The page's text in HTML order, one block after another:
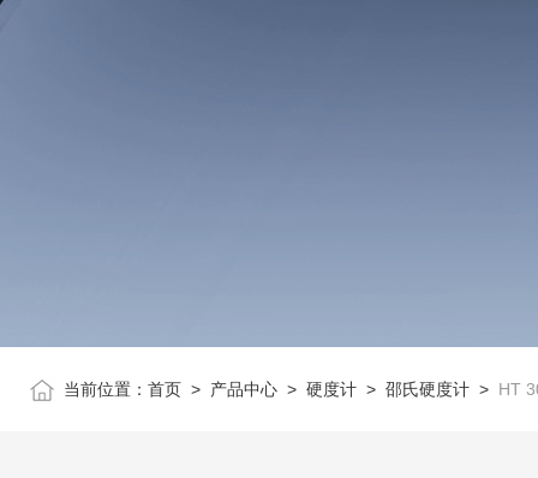
当前位置： 首页 > 产品中心 > 硬度计 > 邵氏硬度计 > HT